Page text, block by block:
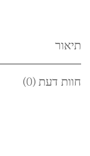
תיאור
חוות דעת (0)